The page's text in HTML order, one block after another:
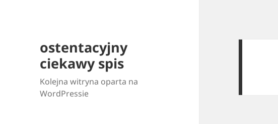
ostentacyjny
ciekawy spis
Kolejna witryna oparta na
WordPressie